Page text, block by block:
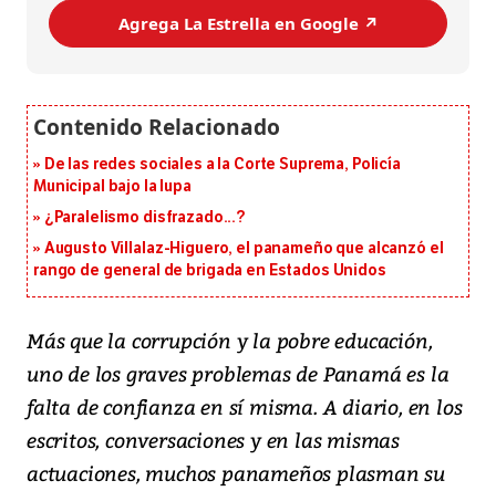
Agrega La Estrella en Google ↗️
De las redes sociales a la Corte Suprema, Policía
Municipal bajo la lupa
¿Paralelismo disfrazado...?
Augusto Villalaz-Higuero, el panameño que alcanzó el
rango de general de brigada en Estados Unidos
Más que la corrupción y la pobre educación,
uno de los graves problemas de Panamá es la
falta de confianza en sí misma. A diario, en los
escritos, conversaciones y en las mismas
actuaciones, muchos panameños plasman su